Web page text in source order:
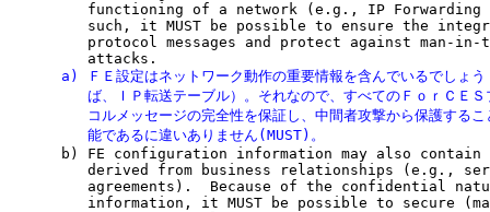
functioning of a network (e.g., IP Forwarding
such, it MUST be possible to ensure the
protocol messages and protect against man-in-
a) ＦＥ設定はネットワーク動作の重要情報を含んでいるでしょう
ば、ＩＰ転送テーブル）。それなので、すべてのＦｏｒＣＥＳ
コルメッセージの完全性を保証し、中間者攻撃から保護するこ
         能であるに違いありません(MUST)。
b) FE configuration information may also contain
derived from business relationships (e.g.,
agreements).  Because of the confidential
information, it MUST be possible to secure